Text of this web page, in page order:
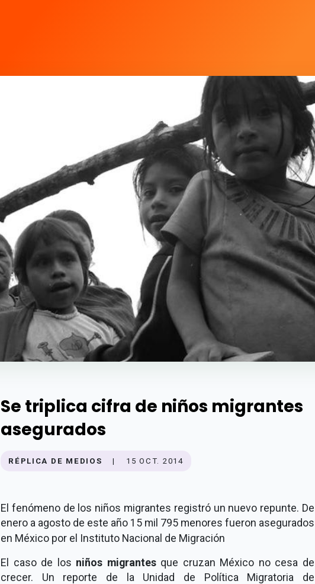
Se triplica cifra de niños migrantes
asegurados
RÉPLICA DE MEDIOS | 15 OCT. 2014
El fenómeno de los niños migrantes registró un nuevo repunte. De
enero a agosto de este año 15 mil 795 menores fueron asegurados
en México por el Instituto Nacional de Migración
El caso de los niños migrantesque cruzan México no cesa de
crecer. Un reporte de la Unidad de Política Migratoria de